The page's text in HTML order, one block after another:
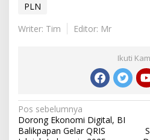
PLN
Writer: Tim
Editor: Mr
Ikuti
Navigasi
pos
Pos sebelumnya
Dorong Ekonomi Digital, BI
Balikpapan Gelar QRIS